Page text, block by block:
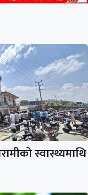
स्वास्थ्यमाथि